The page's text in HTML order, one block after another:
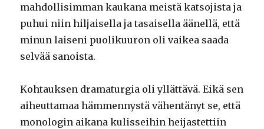
mahdollisimman kaukana meistä katsojista ja
puhui niin hiljaisella ja tasaisella äänellä, että
minun laiseni puolikuuron oli vaikea saada
selvää sanoista.
Kohtauksen dramaturgia oli yllättävä. Eikä sen
aiheuttamaa hämmennystä vähentänyt se, että
monologin aikana kulisseihin heijastettiin